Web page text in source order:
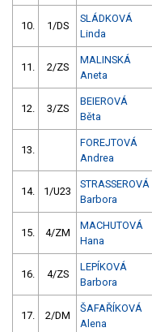
10. 1/DS
SLÁDKOVÁ
Linda
11. 2/ZS
MALINSKÁ
Aneta
12. 3/ZS
BEIEROVÁ
Běta
13.
FOREJTOVÁ
Andrea
14. 1/U23
STRASSEROVÁ
Barbora
15. 4/ZM
MACHUTOVÁ
Hana
16. 4/ZS
LEPÍKOVÁ
Barbora
17. 2/DM
ŠAFAŘÍKOVÁ
Alena